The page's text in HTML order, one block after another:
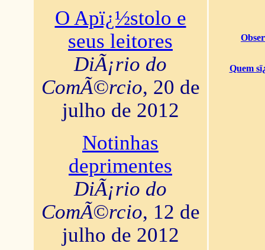
O Apï¿½stolo e
seus leitores
DiÃ¡rio do
ComÃ©rcio, 20 de
julho de 2012
Notinhas
deprimentes
DiÃ¡rio do
ComÃ©rcio, 12 de
julho de 2012
Quem